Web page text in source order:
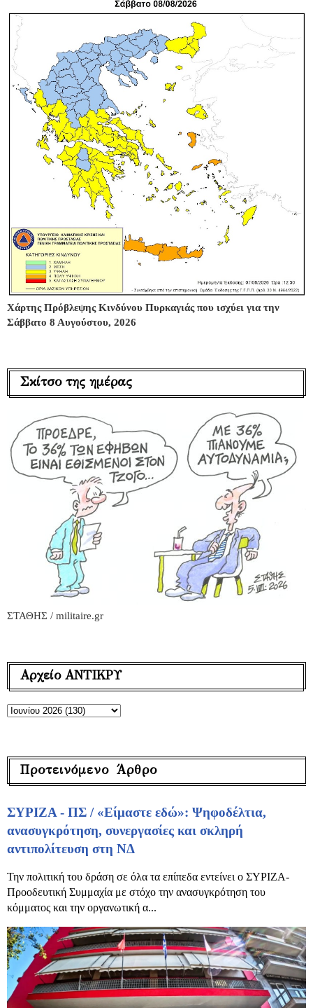
Χάρτης Πρόβλεψης Κινδύνου Πυρκαγιάς που ισχύει για την
Σάββατο 8 Αυγούστου, 2026
Σκίτσο της ημέρας
ΣΤΑΘΗΣ / militaire.gr
Αρχείο ΑΝΤΙΚΡΥ
Προτεινόμενο Άρθρο
ΣΥΡΙΖΑ - ΠΣ / «Είμαστε εδώ»: Ψηφοδέλτια,
ανασυγκρότηση, συνεργασίες και σκληρή
αντιπολίτευση στη ΝΔ
Την πολιτική του δράση σε όλα τα επίπεδα εντείνει ο ΣΥΡΙΖΑ-
Προοδευτική Συμμαχία με στόχο την ανασυγκρότηση του
κόμματος και την οργανωτική α...